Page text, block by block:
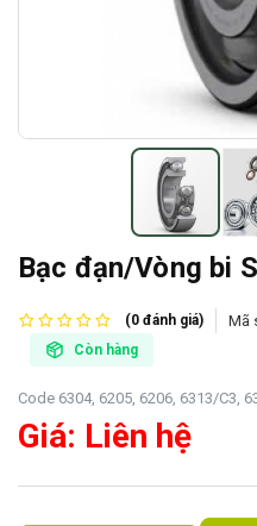
Bạc đạn/Vòng bi
(0 đánh giá) Mã
Còn hàng
Code 6304, 6205, 6206, 6313/C3,
Giá: Liên hệ